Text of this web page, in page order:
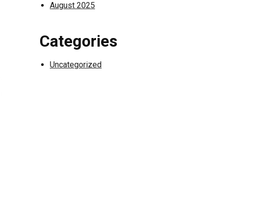
August 2025
Categories
Uncategorized